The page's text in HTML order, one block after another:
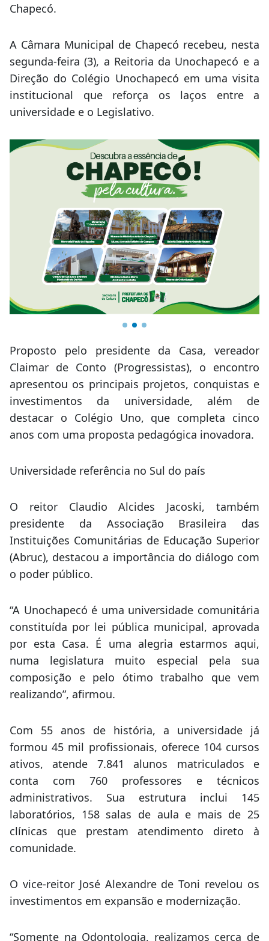
Chapecó.
A Câmara Municipal de Chapecó recebeu, nesta
segunda-feira (3), a Reitoria da Unochapecó e a
Direção do Colégio Unochapecó em uma visita
institucional que reforça os laços entre a
universidade e o Legislativo.
Proposto pelo presidente da Casa, vereador
Claimar de Conto (Progressistas), o encontro
apresentou os principais projetos, conquistas e
investimentos da universidade, além de
destacar o Colégio Uno, que completa cinco
anos com uma proposta pedagógica inovadora.
Universidade referência no Sul do país
O reitor Claudio Alcides Jacoski, também
presidente da Associação Brasileira das
Instituições Comunitárias de Educação Superior
(Abruc), destacou a importância do diálogo com
o poder público.
“A Unochapecó é uma universidade comunitária
constituída por lei pública municipal, aprovada
por esta Casa. É uma alegria estarmos aqui,
numa legislatura muito especial pela sua
composição e pelo ótimo trabalho que vem
realizando”, afirmou.
Com 55 anos de história, a universidade já
formou 45 mil profissionais, oferece 104 cursos
ativos, atende 7.841 alunos matriculados e
conta com 760 professores e técnicos
administrativos. Sua estrutura inclui 145
laboratórios, 158 salas de aula e mais de 25
clínicas que prestam atendimento direto à
comunidade.
O vice-reitor José Alexandre de Toni revelou os
investimentos em expansão e modernização.
“Somente na Odontologia, realizamos cerca de